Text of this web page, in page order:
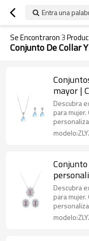
Entra una
Se Encontraron3
Conjunto De Collar
mayor |
plata
Descubra
para
explorar
Descubra
para
explorar